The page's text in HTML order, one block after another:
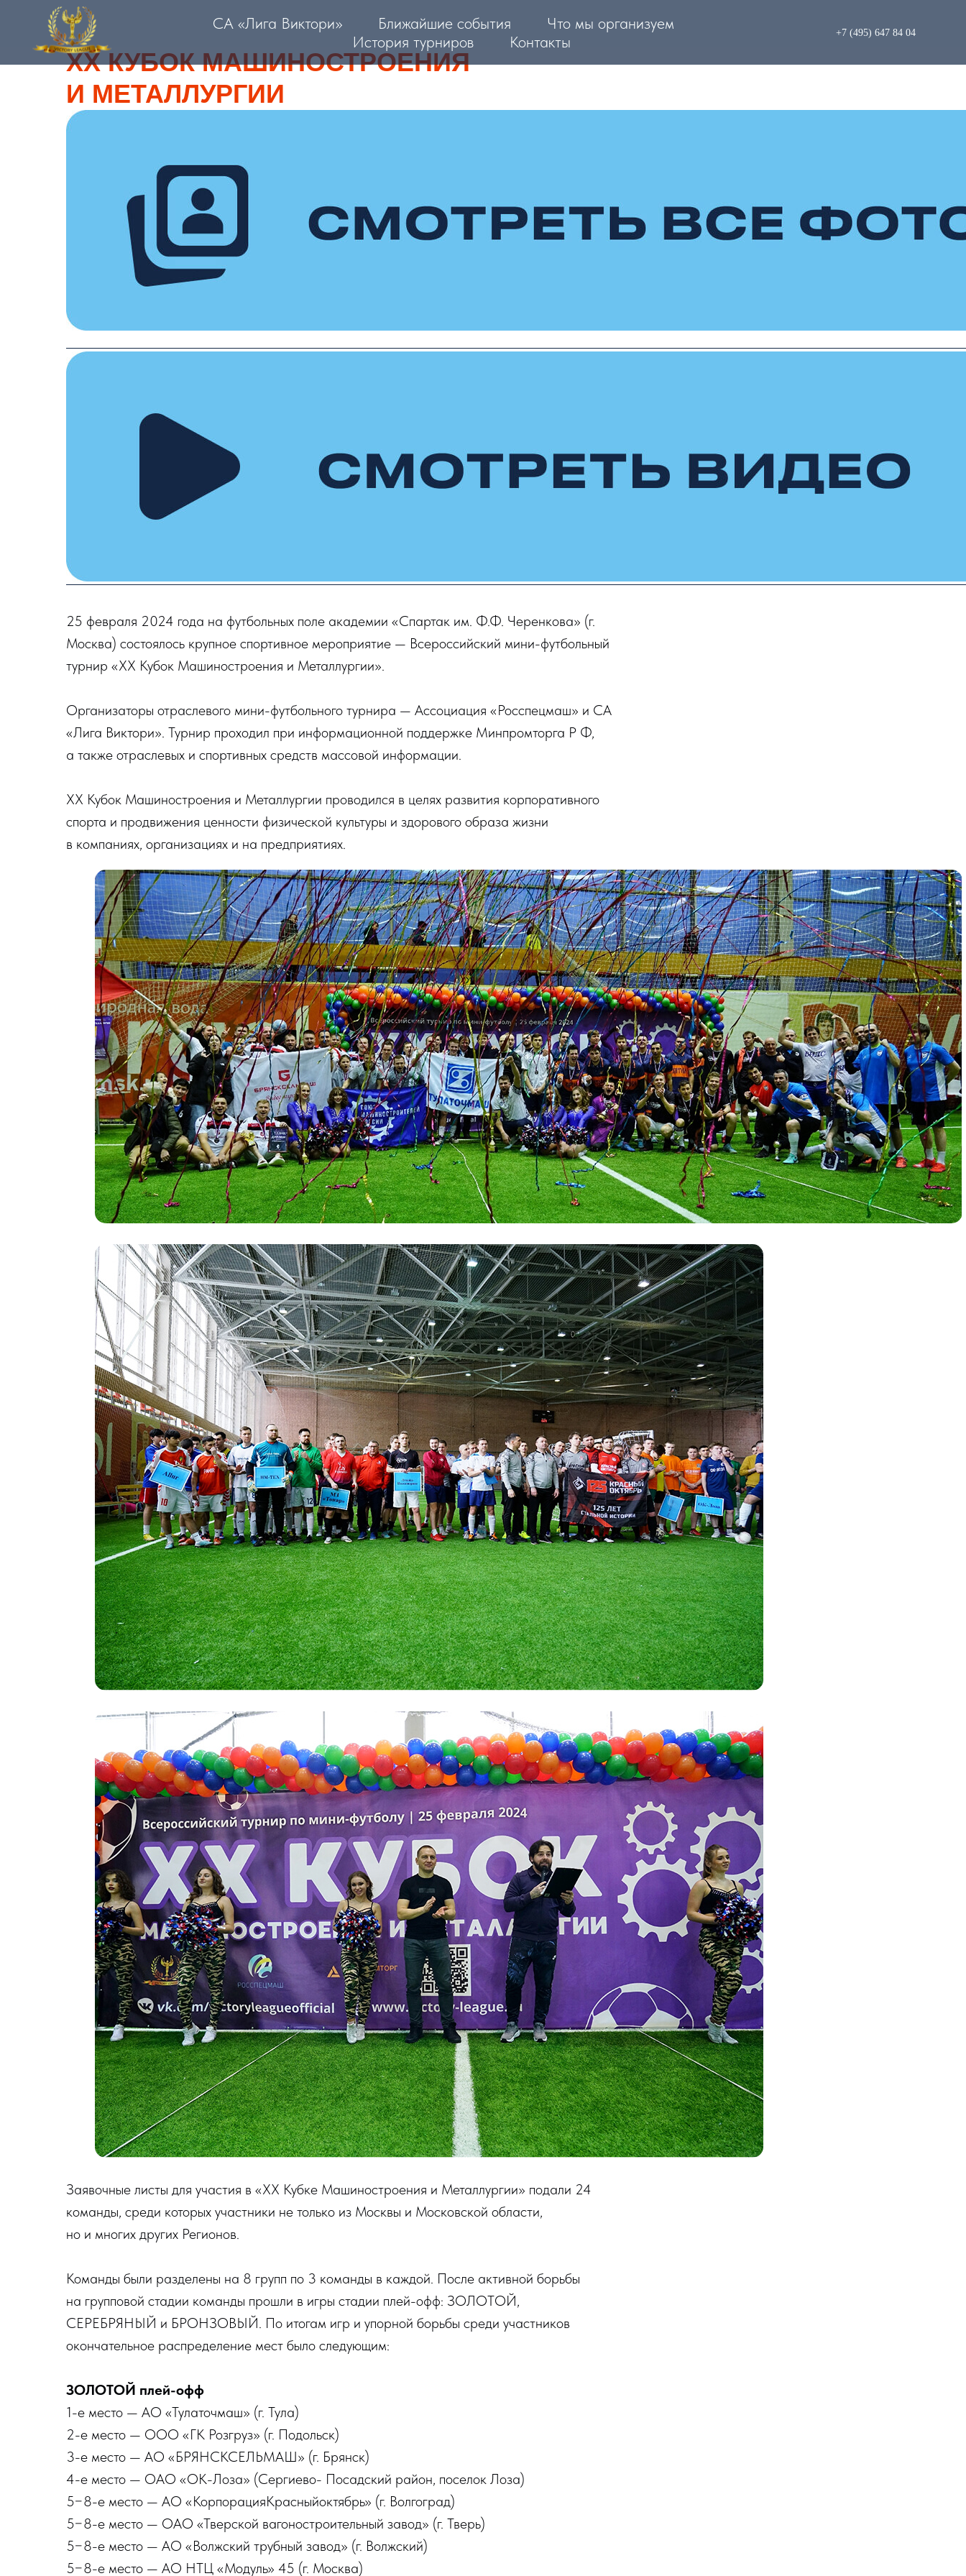
СА «Лига Виктори» Ближайшие события
Что мы организуем
История турниров
Контакты +7 (495) 647 84 04
XX КУБОК МАШИНОСТРОЕНИЯ
И МЕТАЛЛУРГИИ
25 февраля 2024 года на футбольных поле академии «Спартак им. Ф.Ф. Черенкова» (г.
Москва) состоялось крупное спортивное мероприятие — Всероссийский мини-футбольный
турнир «XX Кубок Машиностроения и Металлургии».
Организаторы отраслевого мини-футбольного турнира — Ассоциация «Росспецмаш» и СА
«Лига Виктори». Турнир проходил при информационной поддержке Минпромторга Р Ф,
а также отраслевых и спортивных средств массовой информации.
XX Кубок Машиностроения и Металлургии проводился в целях развития корпоративного
спорта и продвижения ценности физической культуры и здорового образа жизни
в компаниях, организациях и на предприятиях.
Заявочные листы для участия в «XX Кубке Машиностроения и Металлургии» подали 24
команды, среди которых участники не только из Москвы и Московской области,
но и многих других Регионов.
Команды были разделены на 8 групп по 3 команды в каждой. После активной борьбы
на групповой стадии команды прошли в игры стадии плей-офф: ЗОЛОТОЙ,
СЕРЕБРЯНЫЙ и БРОНЗОВЫЙ. По итогам игр и упорной борьбы среди участников
окончательное распределение мест было следующим:
ЗОЛОТОЙ плей-офф
1-е место — АО «Тулаточмаш» (г. Тула)
2-е место — ООО «ГК Розгруз» (г. Подольск)
3-е место — АО «БРЯНСКСЕЛЬМАШ» (г. Брянск)
4-е место — ОАО «ОК-Лоза» (Сергиево- Посадский район, поселок Лоза)
5−8-е место — АО «КорпорацияКрасныйоктябрь» (г. Волгоград)
5−8-е место — ОАО «Тверской вагоностроительный завод» (г. Тверь)
5−8-е место — АО «Волжский трубный завод» (г. Волжский)
5−8-е место — АО НТЦ «Модуль» 45 (г. Москва)